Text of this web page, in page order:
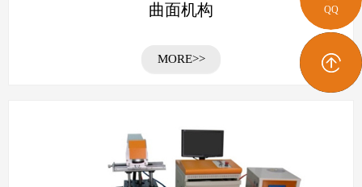
曲面机构
MORE>>
QQ